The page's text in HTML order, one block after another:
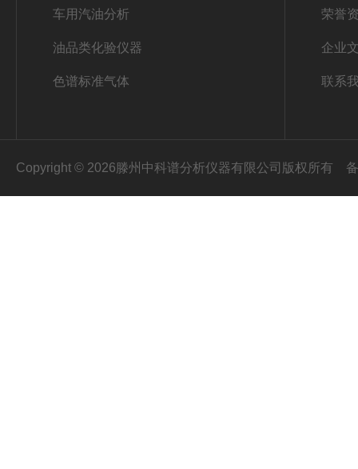
车用汽油分析
油品类化验仪器
色谱标准气体
荣誉
企业
联系
Copyright © 2026滕州中科谱分析仪器有限公司版权所有